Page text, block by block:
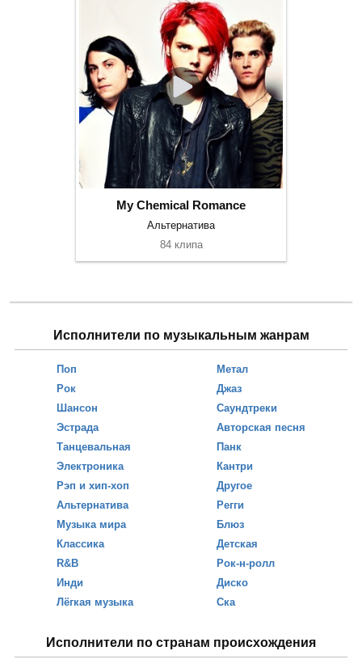
My Chemical Romance
Альтернатива
84 клипа
Исполнители по музыкальным жанрам
Поп
Рок
Шансон
Эстрада
Танцевальная
Электроника
Рэп и хип-хоп
Альтернатива
Музыка мира
Классика
R&B
Инди
Лёгкая музыка
Метал
Джаз
Саундтреки
Авторская песня
Панк
Кантри
Другое
Регги
Блюз
Детская
Рок-н-ролл
Диско
Ска
Исполнители по странам происхождения